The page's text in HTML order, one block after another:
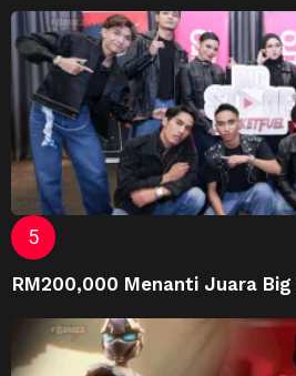
RM200,000 Menanti Juara